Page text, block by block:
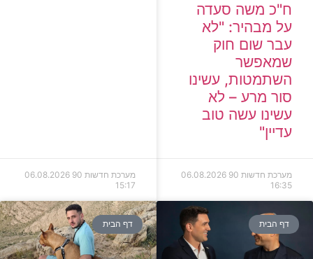
ח"כ משה סעדה
על מבהיר: "לא
עבר שום חוק
שמאפשר
השתמטות, עשינו
סור מרע – לא
עשינו עשה טוב
עדיין"
מערכת חדשות 90
06.08.2026
16:35
מערכת חדשות 90
06.08.2026
15:17
דף הבית דף הבית